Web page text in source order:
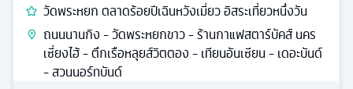
วัดพระหยก ตลาดร้อยปีเฉินหวังเมี่ยว อิสระเที่ยวหนึ่งวัน
ถนนนานกิง - วัดพระหยกขาว - ร้านกาแฟสตาร์บัคส์ นคร
เซี่ยงไฮ้ - ตึกเรือหลุยส์วิตตอง - เทียนอันเซียน - เดอะบันด์
- สวนนอร์ทบันด์